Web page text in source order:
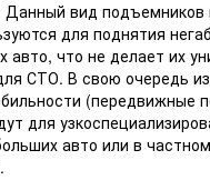
Данный вид подъемников
для поднятия
авто, что не делает их
СТО. В свою очередь
(передвижные
для
авто или в